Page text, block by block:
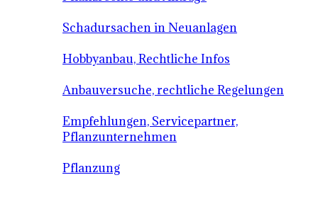
Schadursachen in Neuanlagen
Hobbyanbau, Rechtliche Infos
Anbauversuche, rechtliche Regelungen
Empfehlungen, Servicepartner,
Pflanzunternehmen
Pflanzung